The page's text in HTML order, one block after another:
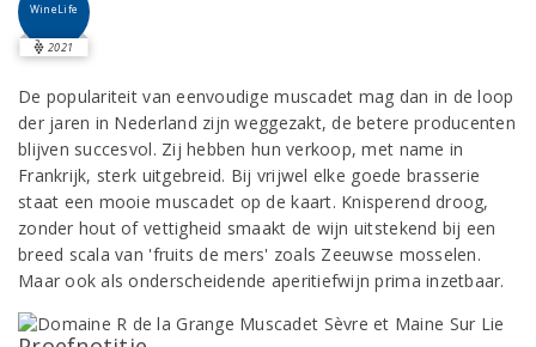
WineLife
2021
De populariteit van eenvoudige muscadet mag dan in de loop
der jaren in Nederland zijn weggezakt, de betere producenten
blijven succesvol. Zij hebben hun verkoop, met name in
Frankrijk, sterk uitgebreid. Bij vrijwel elke goede brasserie
staat een mooie muscadet op de kaart. Knisperend droog,
zonder hout of vettigheid smaakt de wijn uitstekend bij een
breed scala van 'fruits de mers' zoals Zeeuwse mosselen.
Maar ook als onderscheidende aperitiefwijn prima inzetbaar.